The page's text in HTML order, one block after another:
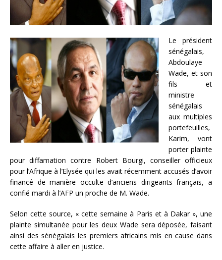
Le président
sénégalais,
Abdoulaye
Wade, et son
fils et
ministre
sénégalais
aux multiples
portefeuilles,
Karim, vont
porter plainte
pour diffamation contre Robert Bourgi, conseiller officieux
pour l’Afrique à l’Elysée qui les avait récemment accusés d’avoir
financé de manière occulte d’anciens dirigeants français, a
confié mardi à l’AFP un proche de M. Wade.
Selon cette source, « cette semaine à Paris et à Dakar », une
plainte simultanée pour les deux Wade sera déposée, faisant
ainsi des sénégalais les premiers africains mis en cause dans
cette affaire à aller en justice.